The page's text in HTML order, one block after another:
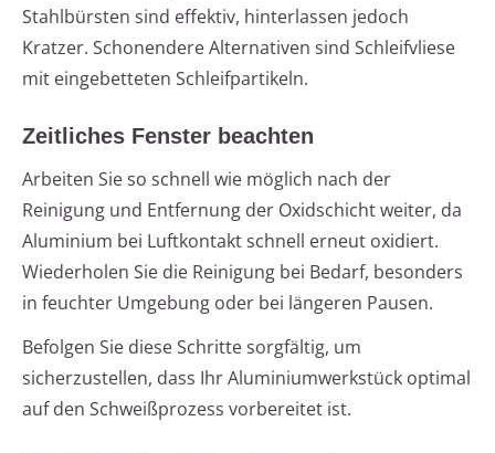
Stahlbürsten sind effektiv, hinterlassen jedoch
Kratzer. Schonendere Alternativen sind Schleifvliese
mit eingebetteten Schleifpartikeln.
Zeitliches Fenster beachten
Arbeiten Sie so schnell wie möglich nach der
Reinigung und Entfernung der Oxidschicht weiter, da
Aluminium bei Luftkontakt schnell erneut oxidiert.
Wiederholen Sie die Reinigung bei Bedarf, besonders
in feuchter Umgebung oder bei längeren Pausen.
Befolgen Sie diese Schritte sorgfältig, um
sicherzustellen, dass Ihr Aluminiumwerkstück optimal
auf den Schweißprozess vorbereitet ist.